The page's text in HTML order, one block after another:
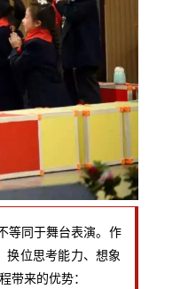
等同于舞台表演。作
换位思考能力、想象
带来的优势：